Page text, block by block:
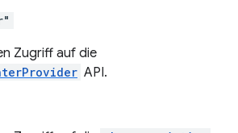
Zugriff auf die
API.